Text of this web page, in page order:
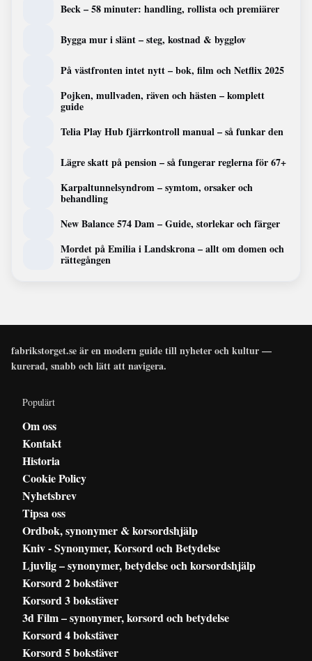
Beck – 58 minuter: handling, rollista och premiärer
Bygga mur i slänt – steg, kostnad & bygglov
På västfronten intet nytt – bok, film och Netflix 2025
Pojken, mullvaden, räven och hästen – komplett
guide
Telia Play Hub fjärrkontroll manual – så funkar den
Lägre skatt på pension – så fungerar reglerna för 67+
Karpaltunnelsyndrom – symtom, orsaker och
behandling
New Balance 574 Dam – Guide, storlekar och färger
Mordet på Emilia i Landskrona – allt om domen och
rättegången
fabrikstorget.se är en modern guide till nyheter och kultur —
kurerad, snabb och lätt att navigera.
Populärt
Om oss
Kontakt
Historia
Cookie Policy
Nyhetsbrev
Tipsa oss
Ordbok, synonymer & korsordshjälp
Kniv - Synonymer, Korsord och Betydelse
Ljuvlig – synonymer, betydelse och korsordshjälp
Korsord 2 bokstäver
Korsord 3 bokstäver
3d Film – synonymer, korsord och betydelse
Korsord 4 bokstäver
Korsord 5 bokstäver